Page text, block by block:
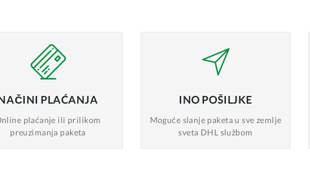
PLAĆANJA
plaćanje ili prilikom
preuzimanja paketa
INO POŠILJKE
Moguće slanje paketa u sve zemlje
sveta DHL službom